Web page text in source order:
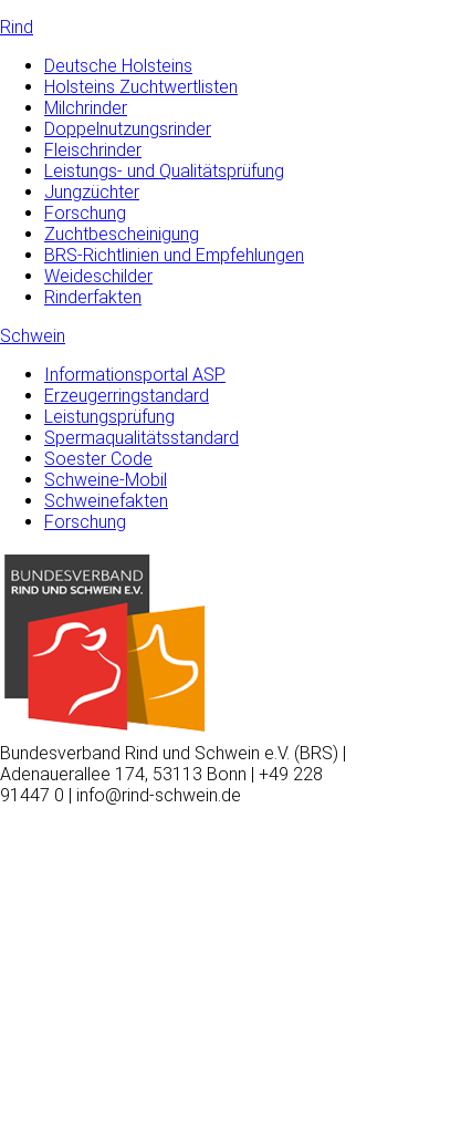
Rind
Deutsche Holsteins
Holsteins Zuchtwertlisten
Milchrinder
Doppelnutzungsrinder
Fleischrinder
Leistungs- und Qualitätsprüfung
Jungzüchter
Forschung
Zuchtbescheinigung
BRS-Richtlinien und Empfehlungen
Weideschilder
Rinderfakten
Schwein
Informationsportal ASP
Erzeugerringstandard
Leistungsprüfung
Spermaqualitätsstandard
Soester Code
Schweine-Mobil
Schweinefakten
Forschung
Bundesverband Rind und Schwein e.V. (BRS) |
Adenauerallee 174, 53113 Bonn | +49 228
91447 0 | info@rind-schwein.de